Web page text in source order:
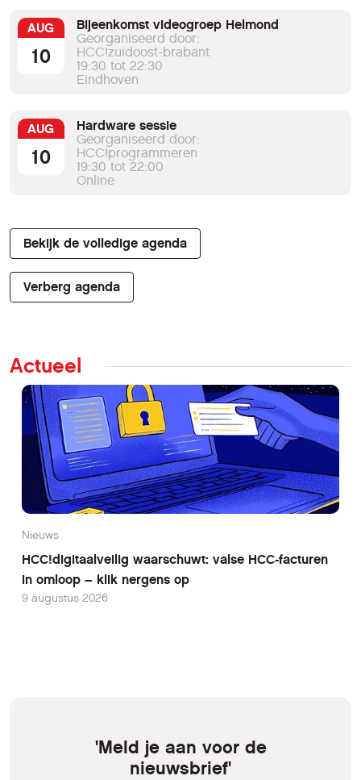
AUG
10
Bijeenkomst videogroep Helmond
Georganiseerd door:
HCC!zuidoost-brabant
19:30 tot 22:30
Eindhoven
AUG
10
Hardware sessie
Georganiseerd door:
HCC!programmeren
19:30 tot 22:00
Online
Bekijk de volledige agenda
Verberg agenda
Actueel
Nieuws
HCC!digitaalveilig waarschuwt: valse HCC-facturen
in omloop – klik nergens op
9 augustus 2026
'Meld je aan voor de
nieuwsbrief'